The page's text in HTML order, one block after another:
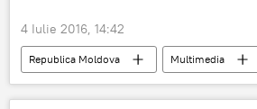
4 Iulie 2016, 14:42
Republica Moldova Multimedia
Știri